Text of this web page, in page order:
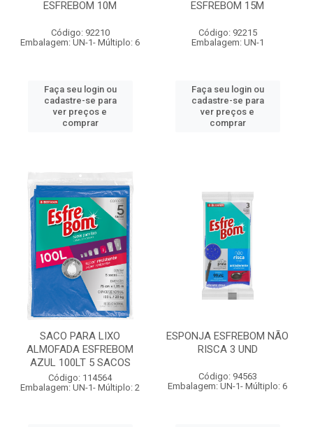
ESFREBOM 10M
Código: 92210
Embalagem: UN-1- Múltiplo: 6
Faça seu login ou
cadastre-se para
ver preços e
comprar
ESFREBOM 15M
Código: 92215
Embalagem: UN-1
Faça seu login ou
cadastre-se para
ver preços e
comprar
SACO PARA LIXO
ALMOFADA ESFREBOM
AZUL 100LT 5 SACOS
Código: 114564
Embalagem: UN-1- Múltiplo: 2
ESPONJA ESFREBOM NÃO
RISCA 3 UND
Código: 94563
Embalagem: UN-1- Múltiplo: 6